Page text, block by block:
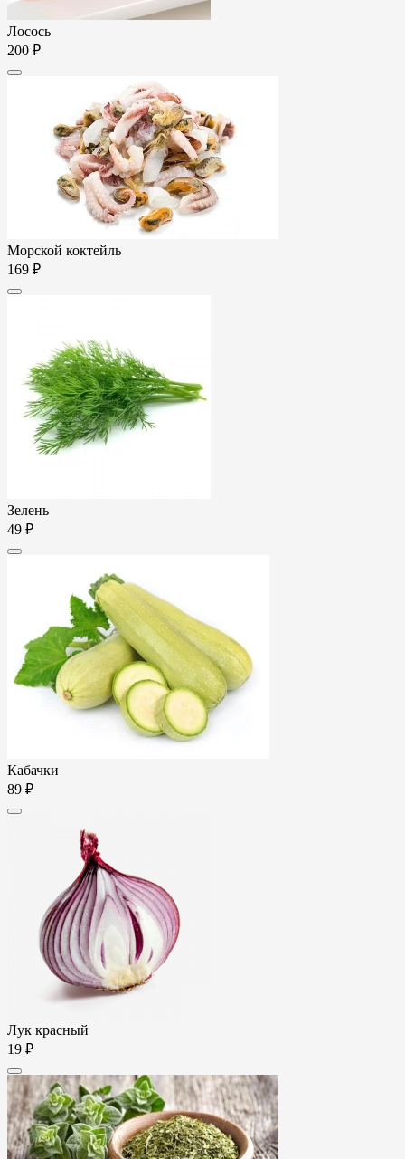
Лосось
200 ₽
Морской коктейль
169 ₽
Зелень
49 ₽
Кабачки
89 ₽
Лук красный
19 ₽